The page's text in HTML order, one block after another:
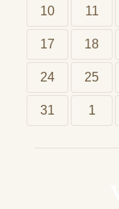
10 11
17 18
24 25
31 1